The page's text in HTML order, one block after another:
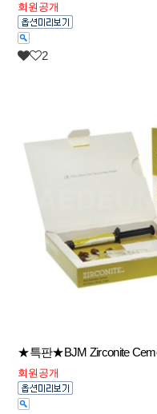
회원공개
2
★특판★BJM Zirconite
회원공개